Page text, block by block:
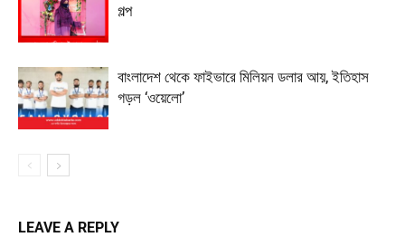
গল্প
বাংলাদেশ থেকে ফাইভারে মিলিয়ন ডলার আয়, ইতিহাস
গড়ল ‘ওয়েলো’
LEAVE A REPLY